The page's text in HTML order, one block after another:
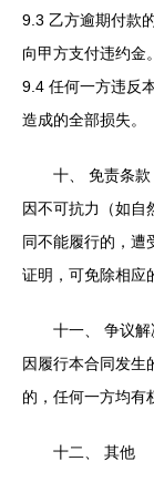
9.3 乙方逾期付款
向甲方支付违约金。
9.4 任何一方违反
造成的全部损失。
十、 免责条款
因不可抗力（如自
同不能履行的，遭
证明，可免除相应
十一、 争议解
因履行本合同发生
的，任何一方均有
十二、 其他